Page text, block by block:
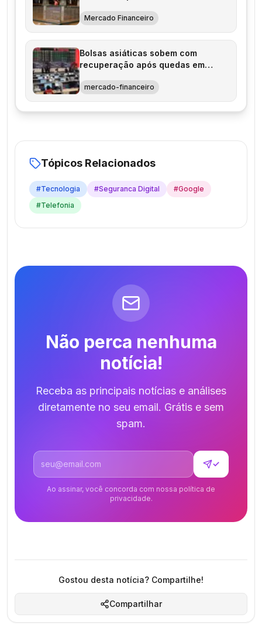
Mercado Financeiro
Bolsas asiáticas sobem com
recuperação após quedas em
mercado-financeiro
Tópicos Relacionados
#Tecnologia #Seguranca Digital #Google
#Telefonia
Não perca nenhuma
notícia!
Receba as principais notícias e análises
diretamente no seu email. Grátis e sem
spam.
Endereço de email
✓
Ao assinar, você concorda com nossa política de
privacidade.
Gostou desta notícia? Compartilhe!
Compartilhar